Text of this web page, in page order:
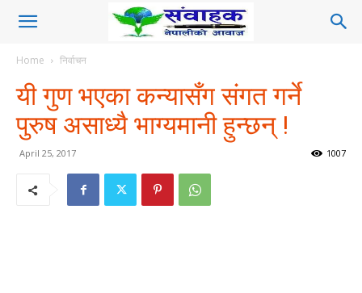
Home निर्वाचन
यी गुण भएका कन्यासँग संगत गर्ने
पुरुष असाध्यै भाग्यमानी हुन्छन् !
April 25, 2017 1007